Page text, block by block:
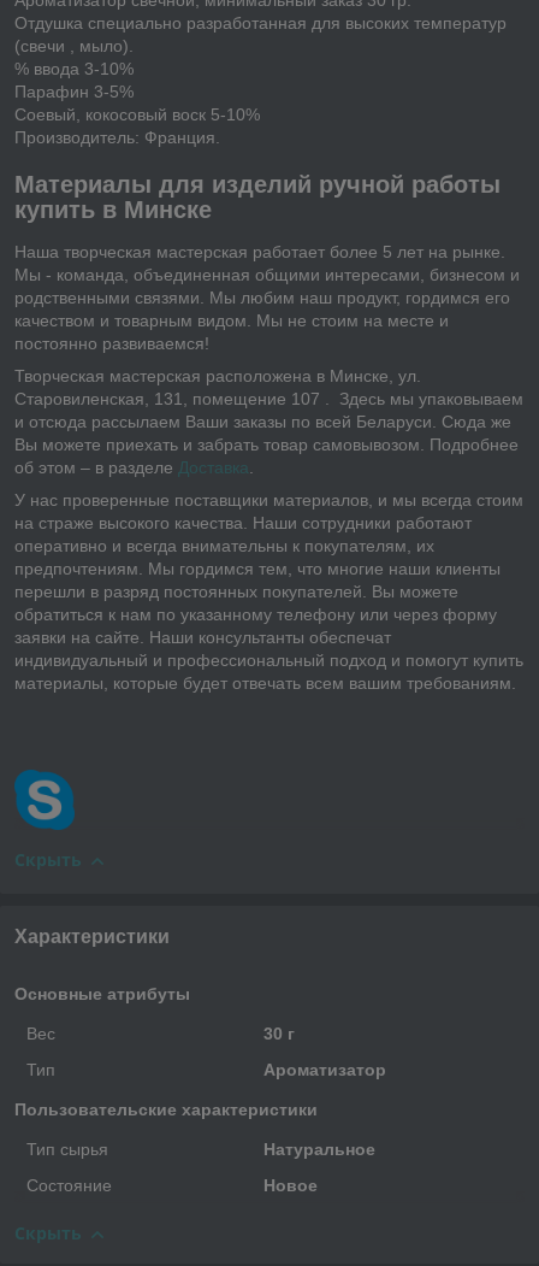
Отдушка специально разработанная для высоких температур
(свечи , мыло).
% ввода 3-10%
Парафин 3-5%
Соевый, кокосовый воск 5-10%
Производитель: Франция.
Материалы для изделий ручной работы
купить в Минске
Наша творческая мастерская работает более 5 лет на рынке.
Мы - команда, объединенная общими интересами, бизнесом и
родственными связями. Мы любим наш продукт, гордимся его
качеством и товарным видом. Мы не стоим на месте и
постоянно развиваемся!
Творческая мастерская расположена в Минске, ул.
Старовиленская, 131, помещение 107 . Здесь мы упаковываем
и отсюда рассылаем Ваши заказы по всей Беларуси. Сюда же
Вы можете приехать и забрать товар самовывозом. Подробнее
об этом – в разделе Доставка.
У нас проверенные поставщики материалов, и мы всегда стоим
на страже высокого качества. Наши сотрудники работают
оперативно и всегда внимательны к покупателям, их
предпочтениям. Мы гордимся тем, что многие наши клиенты
перешли в разряд постоянных покупателей. Вы можете
обратиться к нам по указанному телефону или через форму
заявки на сайте. Наши консультанты обеспечат
индивидуальный и профессиональный подход и помогут купить
материалы, которые будет отвечать всем вашим требованиям.
Скрыть
Характеристики
Основные атрибуты
Вес
30 г
Тип
Ароматизатор
Пользовательские характеристики
Тип сырья
Натуральное
Состояние
Новое
Скрыть